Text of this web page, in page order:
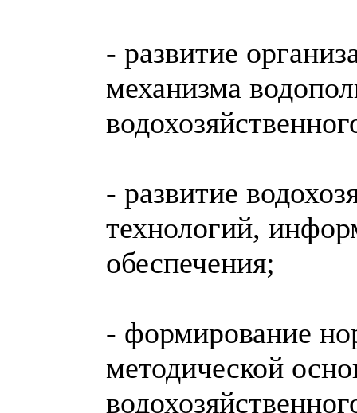
- развитие
механизма
- развитие
технологий,
обеспечения;
- формирование
методической